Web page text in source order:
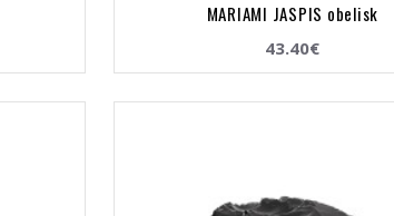
MARIAMI JASPIS obelisk
43.40€